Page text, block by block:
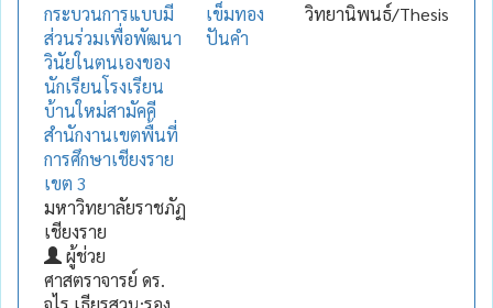
กระบวนการแบบมี
ส่วนร่วมเพื่อพัฒนา
วินัยในตนเองของ
นักเรียนโรงเรียน
บ้านใหม่สามัคคี
สำนักงานเขตพื้นที่
การศึกษาเชียงราย
เขต 3
มหาวิทยาลัยราชภัฏ
เชียงราย
ผู้ช่วย
ศาสตราจารย์ ดร.
เข็มทอง
ปันคำ
วิทยานิพนธ์/Thesis